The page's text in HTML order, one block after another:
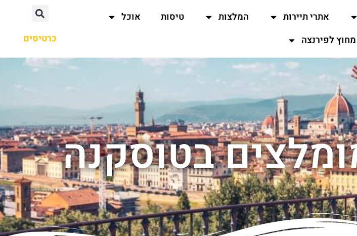
אתרי תיירות המלצות טיסות
אוכל
מחוץ לפירנצה
כרטיסים
בטוסקנה